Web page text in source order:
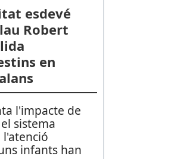
esdevé
Robert
en
l'impacte de
sistema
l'atenció
infants han